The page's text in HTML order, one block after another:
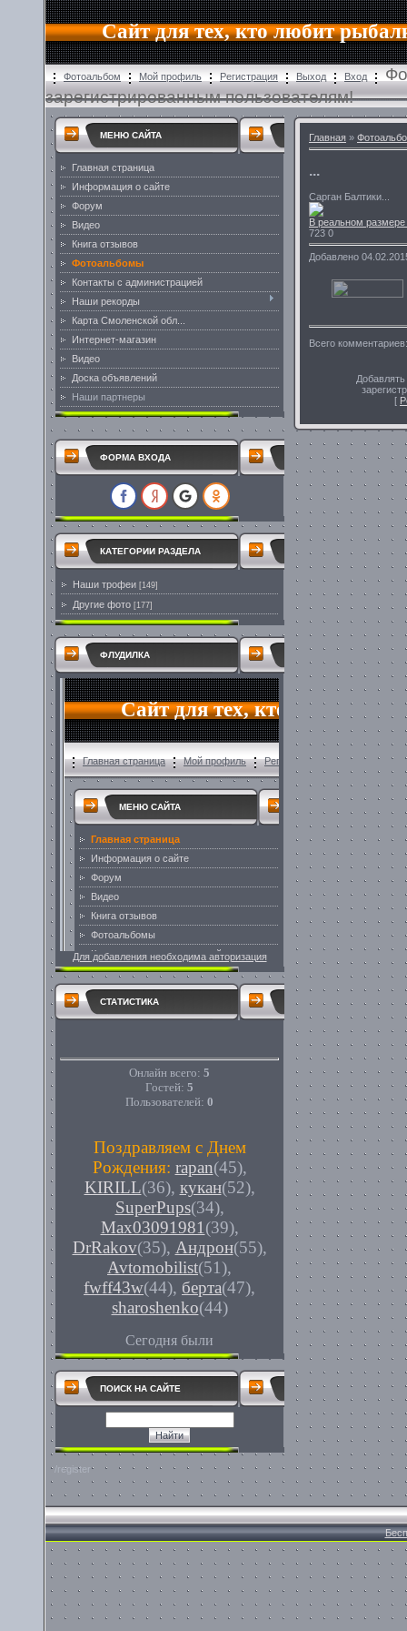
Сайт для тех, кто любит
Фотоальбом Мой профиль Регистрация Выход Вход
зарегистрированным пользователям!
МЕНЮ САЙТА
Главная страница
Информация о сайте
Форум
Видео
Книга отзывов
Фотоальбомы
Контакты с администрацией
Наши рекорды
Карта Смоленской обл...
Интернет-магазин
Видео
Доска объявлений
Наши партнеры
ФОРМА ВХОДА
КАТЕГОРИИ РАЗДЕЛА
Наши трофеи [149]
Другие фото [177]
ФЛУДИЛКА
Для добавления необходима авторизация
СТАТИСТИКА
Онлайн всего: 5
Гостей: 5
Пользователей: 0
Поздравляем с Днем
Рождения: rapan(45),
KIRILL(36), кукан(52),
SuperPups(34),
Max03091981 (39),
DrRakov(35), Андрон(55),
Avtomobilist(51),
fwff43w(44), берта(47),
sharoshenko(44)
Сегодня были
ПОИСК НА САЙТЕ
/register
Главная »
...
Сарган Балтики...
В реальном размере
723 0
Добавлено
Всего комментариев
[